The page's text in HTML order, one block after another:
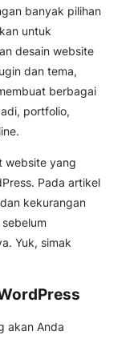
banyak pilihan
untuk
desain website
dan tema,
berbagai
portfolio,
website yang
Pada artikel
kekurangan
Yuk, simak
akan Anda